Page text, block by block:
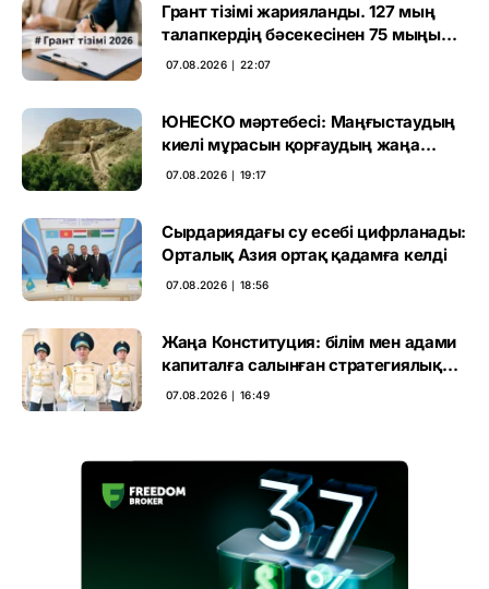
Грант тізімі жарияланды. 127 мың
талапкердің бәсекесінен 75 мыңы
өтті
07.08.2026 ∣ 22:07
ЮНЕСКО мәртебесі: Маңғыстаудың
киелі мұрасын қорғаудың жаңа
кезеңі басталды
07.08.2026 ∣ 19:17
Сырдариядағы су есебі цифрланады:
Орталық Азия ортақ қадамға келді
07.08.2026 ∣ 18:56
Жаңа Конституция: білім мен адами
капиталға салынған стратегиялық
негіз
07.08.2026 ∣ 16:49